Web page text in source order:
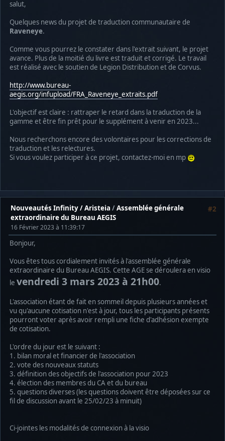
salut,
Quelques news du projet de traduction communautaire de
Raveneye.
Comme vous pourrez le constater dans l'extrait suivant, le projet
avance. Plus de la moitié du livre est traduit et corrigé. Le travail
est réalisé avec le soutien de Legion Distribution et de Corvus.
http://www.bureau-
aegis.org/infupload/FRA_Raveneye_extraits.pdf
L'objectif est claire : rattraper le retard dans la traduction de la
gamme et être fin prêt pour le supplément à venir en 2023...
Nous recherchons encore des volontaires pour les corrections de
traduction et les relectures.
Si vous voulez participer à ce projet, contactez-moi en mp
#2
Nouveautés Infinity / Aristeia /Assemblée générale
extraordinaire du Bureau AEGIS
16 Février 2023 à 11:39:17
Bonjour,
Vous êtes tous cordialement invités à l'assemblée générale
extraordinaire du Bureau AEGIS. Cette AGE se déroulera en visio
le vendredi 3 mars 2023 à 21h00.
L'association étant de fait en sommeil depuis plusieurs années et
vu qu'aucune cotisation n'est à jour, tous les participants présents
pourront voter après avoir rempli une fiche d'adhésion exempte
de cotisation.
L'ordre du jour est le suivant :
1. bilan moral et financier de l'association
2. vote des nouveaux statuts
3. définition des objectifs de l'association pour 2023
4. élection des membres du CA et du bureau
5. questions diverses (les questions doivent être déposées sur ce
fil de discussion avant le 25/02/23 à minuit)
Ci-jointes les modalités de connexion à la visio